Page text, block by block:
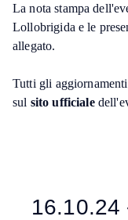
La nota stampa
Lollobrigida e le
allegato.
Tutti gli
sul sito ufficiale
16.10.24